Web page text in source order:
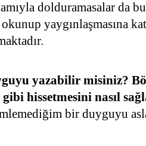
dolduramasalar da
yaygınlaşmasına
yazabilir misiniz?
hissetmesini nasıl
bir duyguyu